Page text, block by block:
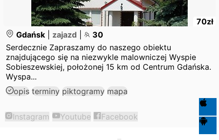
70zł
Gdańsk
zajazd
30
Serdecznie Zapraszamy do naszego obiektu
znajdującego się na niezwykle malowniczej Wyspie
Sobieszewskiej, położonej 15 km od Centrum Gdańska.
Wyspa...
opis terminy piktogramy mapa
Instagram Youtube Facebook